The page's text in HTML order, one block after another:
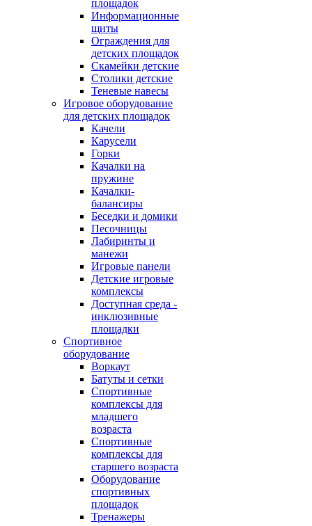
площадок
Информационные
щиты
Ограждения для
детских площадок
Скамейки детские
Столики детские
Теневые навесы
Игровое оборудование
для детских площадок
Качели
Карусели
Горки
Качалки на
пружине
Качалки-
балансиры
Беседки и домики
Песочницы
Лабиринты и
манежи
Игровые панели
Детские игровые
комплексы
Доступная среда -
инклюзивные
площадки
Спортивное
оборудование
Воркаут
Батуты и сетки
Спортивные
комплексы для
младшего
возраста
Спортивные
комплексы для
старшего возраста
Оборудование
спортивных
площадок
Тренажеры